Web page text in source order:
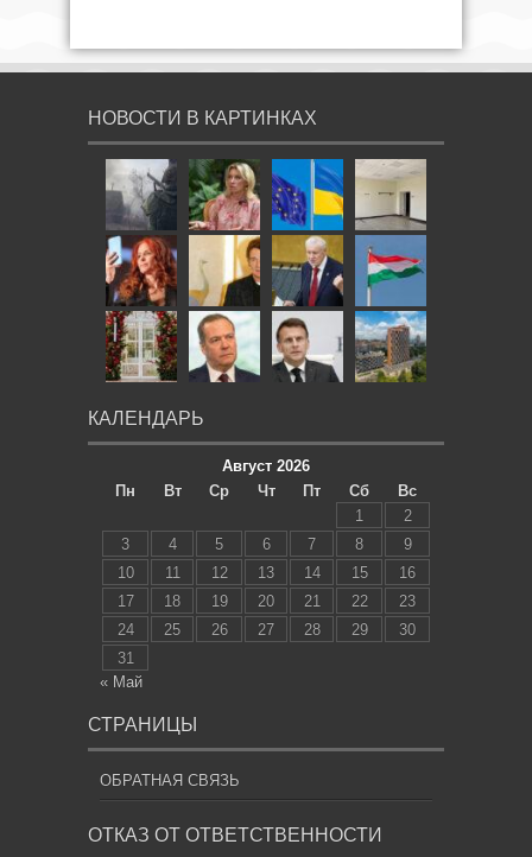
НОВОСТИ В КАРТИНКАХ
КАЛЕНДАРЬ
Август 2026
Пн
Вт Ср Чт Пт Сб
Вс
1
2
3
4 5 6 7 8
9
10
11 12 13 14 15
16
17
18 19 20 21 22
23
24
25 26 27 28 29
30
31
« Май
СТРАНИЦЫ
ОБРАТНАЯ СВЯЗЬ
ОТКАЗ ОТ ОТВЕТСТВЕННОСТИ